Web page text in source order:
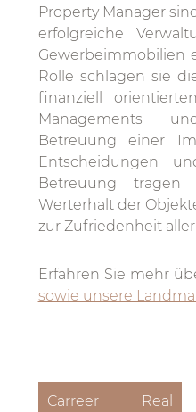
Property Manager
erfolgreiche
Gewerbeimmobilien
Rolle schlagen sie
finanziell
Managements
Betreuung einer
Entscheidungen
Betreuung
Werterhalt der
zur Zufriedenheit
Erfahren Sie mehr
sowie unsere
Carreer Real